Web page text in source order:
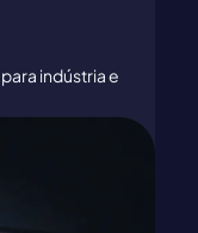
indústria e